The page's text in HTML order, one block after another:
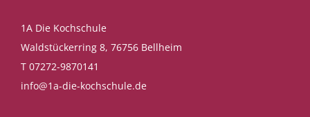
1A Die Kochschule
Waldstückerring 8, 76756 Bellheim
T 07272-9870141
info@1a-die-kochschule.de